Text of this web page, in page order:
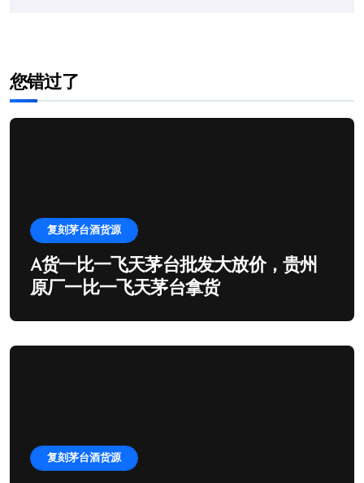
您错过了
复刻茅台酒货源
A货一比一飞天茅台批发大放价，贵州
原厂一比一飞天茅台拿货
复刻茅台酒货源